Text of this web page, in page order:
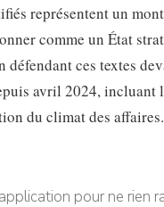
représentent un
comme un État
défendant ces textes
avril 2024,
du climat des affaires.